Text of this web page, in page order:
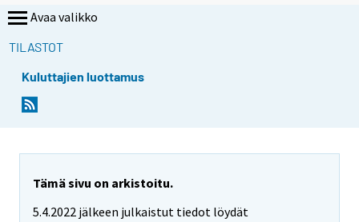
Avaa valikko
TILASTOT
Kuluttajien luottamus
Tämä sivu on arkistoitu.
5.4.2022 jälkeen julkaistut tiedot löydät